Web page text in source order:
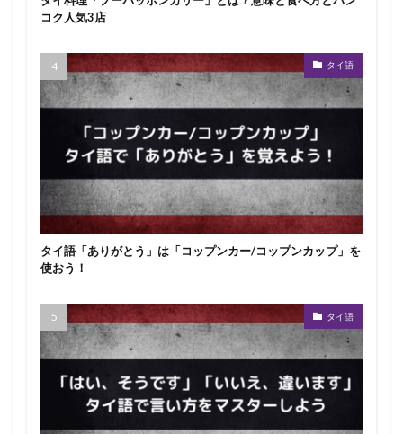
コク人気3店
タイ語
タイ語「ありがとう」は「コップンカー/コップンカップ」を
使おう！
タイ語